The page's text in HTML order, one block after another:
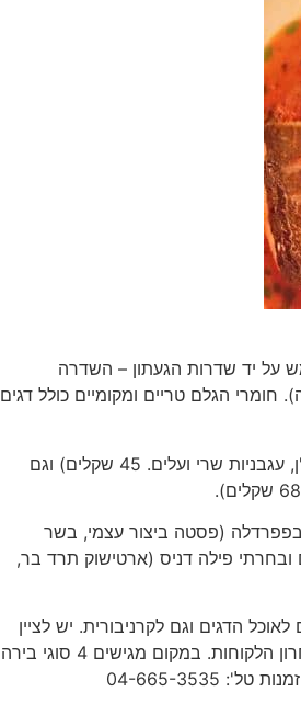
על יד שדרות הגעתון – השדרה
הגלם טריים ומקומיים כולל דגים
לראשונות בחרנו ארטישוק אלה רומנה (ארטישוק מטוגן, בריוש קלוי, ביצה עלומה, קצף פרמז'ן, עגבניות שרי ועלים. 45 שקלים) וגם
בפפרדלה (פסטה ביצור עצמי, בשר
גלס. 78 שקלים) ואילו אני פניתי לים ובחרתי פילה דניס (ארטישוק תרד בר,
הדגים וגם לקרניבורית. יש לציין
שמד היא מסעדה עד 22:00 ואז היא הופכת ומשנה צורתה לבר אלכוהול צעיר ותוסס, עד אחרון הלקוחות. במקום מגישים 4 סוגי בירה